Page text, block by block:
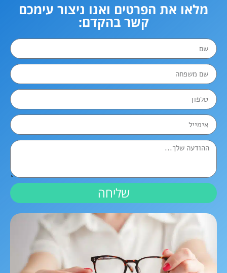
מלאו את הפרטים ואנו ניצור עימכם
קשר בהקדם:
שליחה